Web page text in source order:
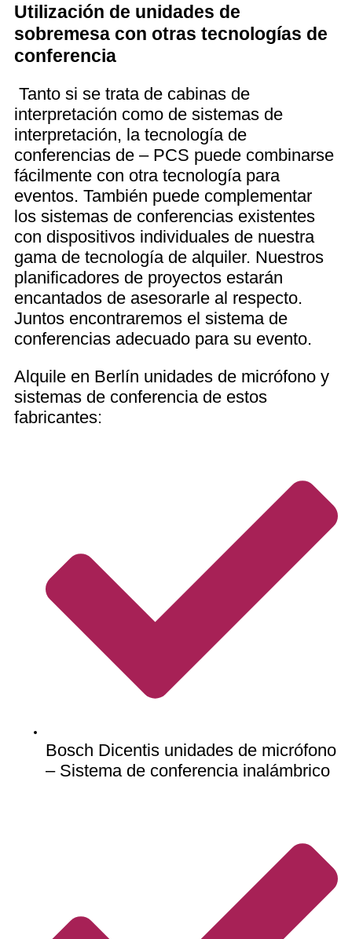
Utilización de unidades de
sobremesa con otras tecnologías de
conferencia
Tanto si se trata de cabinas de
interpretación como de sistemas de
interpretación, la tecnología de
conferencias de – PCS puede combinarse
fácilmente con otra tecnología para
eventos. También puede complementar
los sistemas de conferencias existentes
con dispositivos individuales de nuestra
gama de tecnología de alquiler. Nuestros
planificadores de proyectos estarán
encantados de asesorarle al respecto.
Juntos encontraremos el sistema de
conferencias adecuado para su evento.
Alquile en Berlín unidades de micrófono y
sistemas de conferencia de estos
fabricantes:
Bosch Dicentis unidades de micrófono
– Sistema de conferencia inalámbrico